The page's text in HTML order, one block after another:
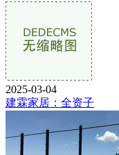
2025-03-04
建霖家居：全资子